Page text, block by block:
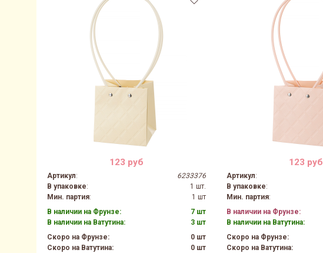
123 руб
Артикул:
6233376
В упаковке:
1 шт.
Мин. партия:
1 шт
В наличии на Фрунзе:
7 шт
В наличии на Ватутина:
3 шт
Скоро на Фрунзе:
0 шт
Скоро на Ватутина:
0 шт
123 руб
Артикул:
В упаковке:
Мин. партия:
В наличии на Фрунзе:
В наличии на Ватутина:
Скоро на Фрунзе:
Скоро на Ватутина: